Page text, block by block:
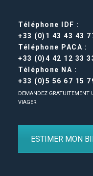
Téléphone IDF :
+33 (0)1 43 43 43
Téléphone PACA :
+33 (0)4 42 12 33
Téléphone NA :
+33 (0)5 56 67 15
DEMANDEZ GRATUITEMENT
VIAGER
ESTIMER MON